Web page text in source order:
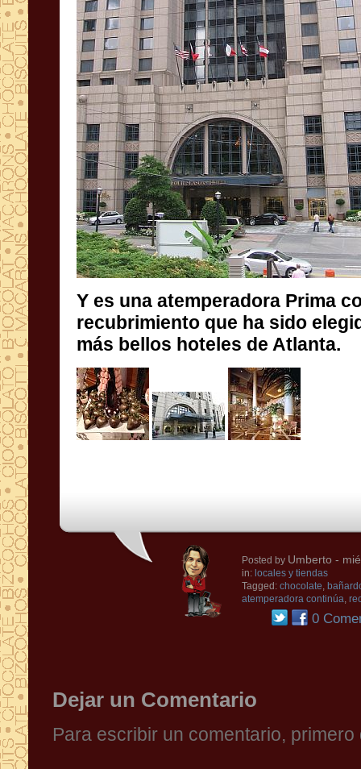
Y es una atemperadora Prima
recubrimiento que ha sido
más bellos hoteles de Atlanta.
Posted by Umberto -
in: locales y tiendas
Tagged: chocolate,
atemperadora continúa,
0
Dejar un Comentario
Para escribir un comentario,